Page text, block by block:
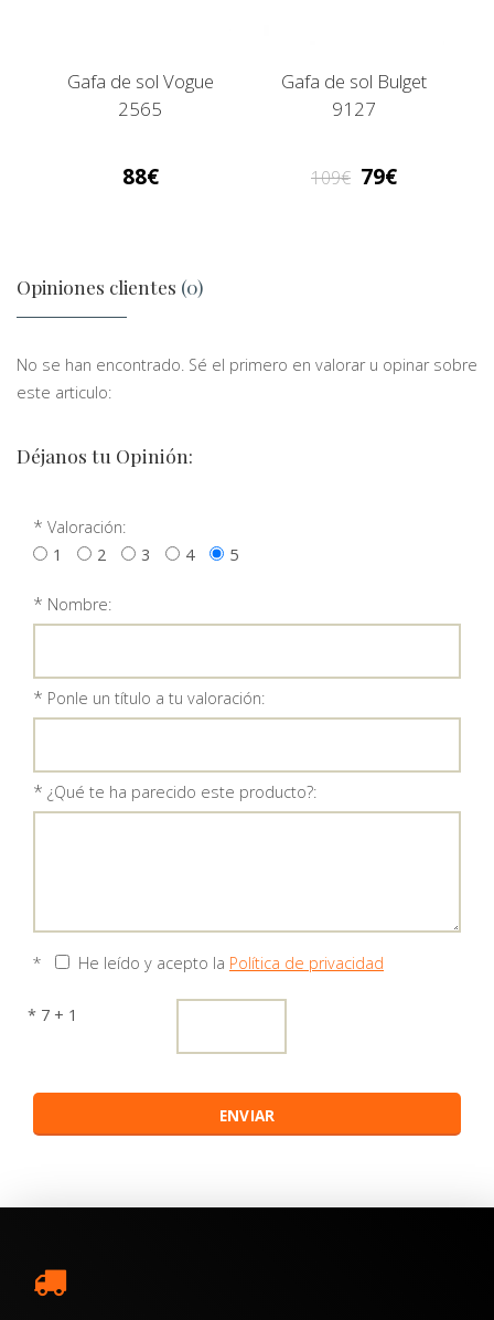
Gafa de sol Vogue
2565
88
Gafa de sol Bulget
9127
109 79
Opiniones clientes (0)
No se han encontrado. Sé el primero en valorar u opinar sobre
este articulo:
Déjanos tu Opinión:
* Valoración:
1
2 3 4 5
* Nombre:
* Ponle un título a tu valoración:
* ¿Qué te ha parecido este producto?:
* He leído y acepto la Política de privacidad
* 7 + 1